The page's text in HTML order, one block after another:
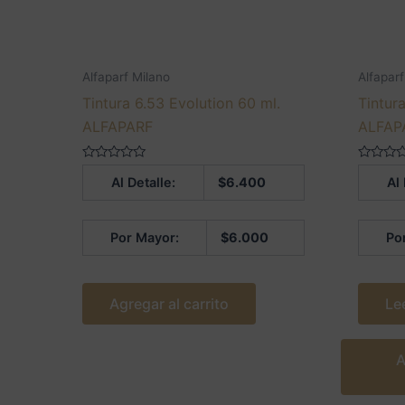
Alfaparf Milano
Tintura 6.53 Evolution 60 ml.
ALFAPARF
Al Detalle: $6.400
Por Mayor: $6.000
Agregar al carrito
Alfaparf
Al